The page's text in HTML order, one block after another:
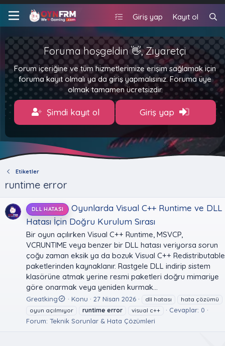
Giriş yap Kayıt ol
Foruma hoşgeldin 👋, Ziyaretçi
Forum içeriğine ve tüm hizmetlerimize erişim sağlamak için
foruma kayıt olmalı ya da giriş yapmalısınız. Foruma üye
olmak tamamen ücretsizdir.
Şimdi kayıt ol Giriş yap
Etiketler
runtime error
DLL HATASI
Oyunlarda Visual C++ Runtime ve DLL
Hatası İçin Doğru Kurulum Sırası
Bir oyun açılırken Visual C++ Runtime, MSVCP,
VCRUNTIME veya benzer bir DLL hatası veriyorsa sorun
çoğu zaman eksik ya da bozuk Visual C++ Redistributable
paketlerinden kaynaklanır. Rastgele DLL indirip sistem
klasörüne atmak yerine resmi paketleri doğru mimariye
göre onarmak veya yeniden kurmak...
Greatking Konu 27 Nisan 2026 dll hatası
hata çözümü
oyun açılmıyor
runtime error visual c++
Cevaplar: 0
Forum: Teknik Sorunlar & Hata Çözümleri